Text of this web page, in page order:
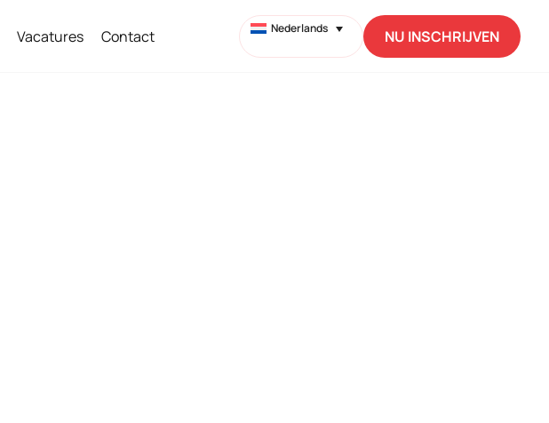
Vacatures Contact Nederlands NU INSCHRIJVEN